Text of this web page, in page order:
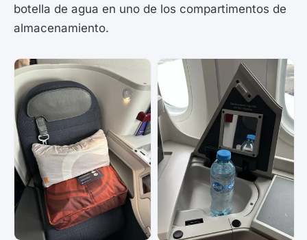
botella de agua en uno de los compartimentos de
almacenamiento.